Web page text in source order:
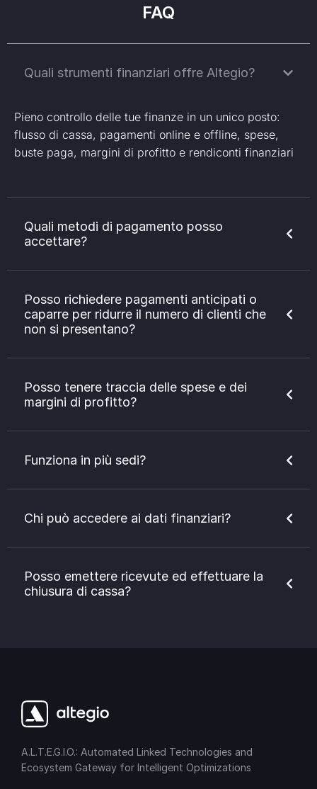
FAQ
Quali strumenti finanziari offre Altegio?
Pieno controllo delle tue finanze in un unico posto:
flusso di cassa, pagamenti online e offline, spese,
buste paga, margini di profitto e rendiconti finanziari
Quali metodi di pagamento posso
accettare?
Posso richiedere pagamenti anticipati o
caparre per ridurre il numero di clienti che
non si presentano?
Posso tenere traccia delle spese e dei
margini di profitto?
Funziona in più sedi?
Chi può accedere ai dati finanziari?
Posso emettere ricevute ed effettuare la
chiusura di cassa?
A.L.T.E.G.I.O.: Automated Linked Technologies and
Ecosystem Gateway for Intelligent Optimizations